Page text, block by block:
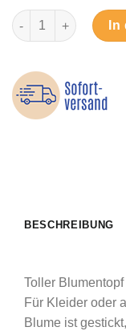
Blumentopf orange
BESCHREIBUNG
Toller
Für Kleider oder
Blume ist